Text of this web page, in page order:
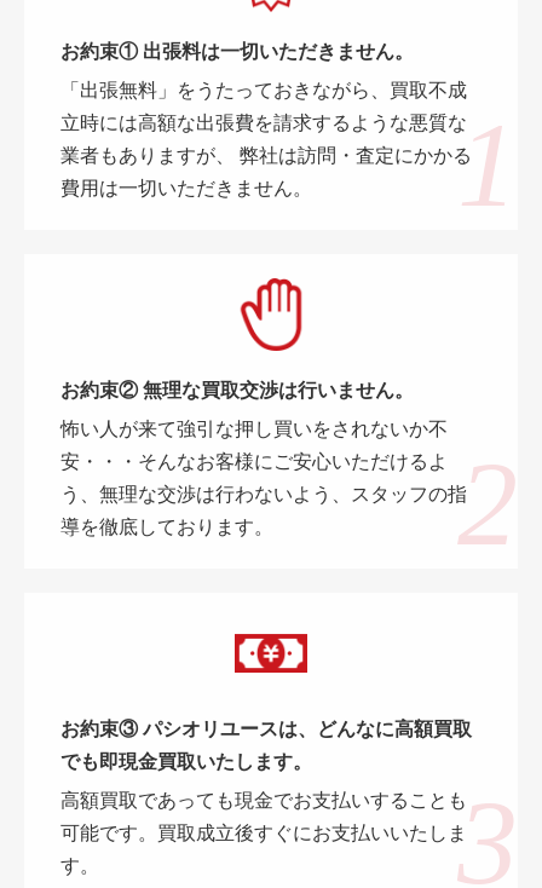
お約束① 出張料は一切いただきません。
「出張無料」をうたっておきながら、買取不成
立時には高額な出張費を請求するような悪質な
業者もありますが、 弊社は訪問・査定にかかる
費用は一切いただきません。
お約束② 無理な買取交渉は行いません。
怖い人が来て強引な押し買いをされないか不
安・・・そんなお客様にご安心いただけるよ
う、無理な交渉は行わないよう、スタッフの指
導を徹底しております。
お約束③ パシオリユースは、どんなに高額買取
でも即現金買取いたします。
高額買取であっても現金でお支払いすることも
可能です。買取成立後すぐにお支払いいたしま
す。